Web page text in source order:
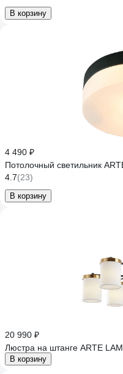
В корзину
4 490 ₽
Потолочный светильник
4.7(23)
В корзину
20 990 ₽
Люстра на штанге ARTE
В корзину